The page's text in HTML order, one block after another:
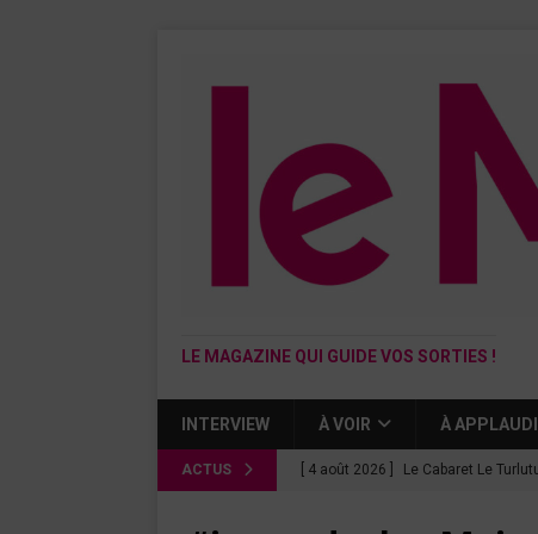
LE MAGAZINE QUI GUIDE VOS SORTIES !
INTERVIEW À VOIR À
ACTUS [ 4 août 2026 ] Le Cabaret Le